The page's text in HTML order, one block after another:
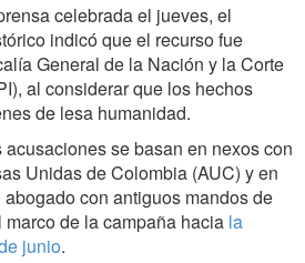
celebrada el jueves, el
indicó que el recurso fue
General de la Nación y la Corte
al considerar que los hechos
de lesa humanidad.
se basan en nexos con
Unidas de Colombia (AUC) y en
con antiguos mandos de
de la campaña hacia la
junio.